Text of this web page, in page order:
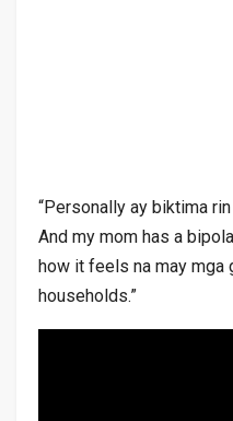
“Personally ay biktima
And my mom has a
how it feels na may mga
households.”